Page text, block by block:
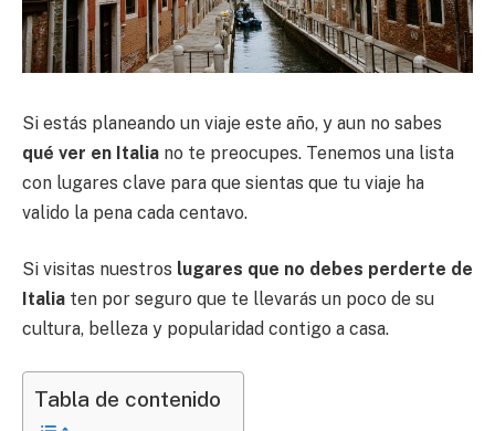
Si estás planeando un viaje este año, y aun no sabes
qué ver en Italia no te preocupes. Tenemos una lista
con lugares clave para que sientas que tu viaje ha
valido la pena cada centavo.
Si visitas nuestros lugares que no debes perderte de
Italia ten por seguro que te llevarás un poco de su
cultura, belleza y popularidad contigo a casa.
Tabla de contenido